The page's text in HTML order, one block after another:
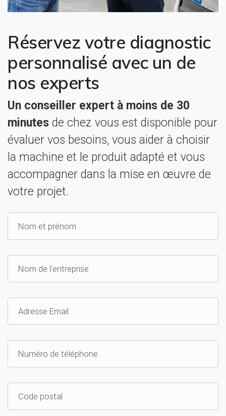
Réservez votre diagnostic
personnalisé avec un de
nos experts
Un conseiller expert à moins de 30
minutes de chez vous est disponible pour
évaluer vos besoins, vous aider à choisir
la machine et le produit adapté et vous
accompagner dans la mise en œuvre de
votre projet.